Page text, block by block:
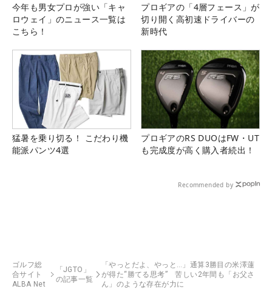
今年も男女プロが強い「キャ
ロウェイ」のニュース一覧は
こちら！
プロギアの「4層フェース」が
切り開く高初速ドライバーの
新時代
猛暑を乗り切る！ こだわり機
能派パンツ4選
プロギアのRS DUOはFW・UT
も完成度が高く購入者続出！
Recommended by
ゴルフ総
合サイト
ALBA Net
「JGTO」
の記事一覧
「やっとだよ、やっと…」通算3勝目の米澤蓮
が得た“勝てる思考” 苦しい2年間も「お父さ
ん」のような存在が力に